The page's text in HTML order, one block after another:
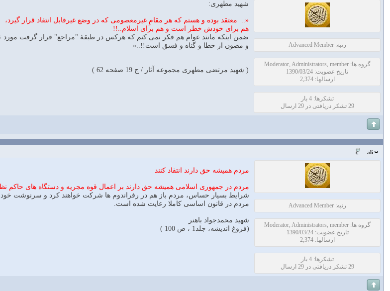
رتبه: Advanced Member
گروه ها: Moderator, Administrators, member
تاریخ عضویت: 1390/03/24
ارسالها: 2,374
تشکرها: 4 بار
29 تشکر دریافتی در 29 ارسال
شهید مطهری:
«.. معتقد بوده و هستم که هر مقامِ غیرمعصومی که در وضع غیرقابل انتقاد قرار گیرد،
هم برای خودش خطر است و هم برای اسلام..!!
ضمن اینکه مانند عوام هم فکر نمی کنم که هرکس در طبقۀ "مراجع" قرار گرفت
و مصون از خطا و گناه و فسق است!!..»
( شهید مرتضی مطهری مجموعه آثار / ج 19 صفحه 62 )
ali
رتبه: Advanced Member
گروه ها: Moderator, Administrators, member
تاریخ عضویت: 1390/03/24
ارسالها: 2,374
تشکرها: 4 بار
29 تشکر دریافتی در 29 ارسال
مردم همیشه حق دارند انتقاد کنند
مردم در جمهوری اسلامی همیشه حق دارند بر اعمال قوه مجریه و دستگاه های حاکم
شرایط بسیار حساس، مردم باز هم در رفراندوم ها شرکت خواهند کرد و سرنوشت
مردم در قانون اساسی کاملا رعایت شده است.
شهيد محمدجواد باهنر
(فروغ اندیشه، جلد1 ، ص 100 )